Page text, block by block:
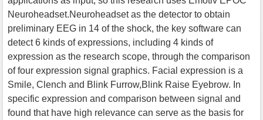
Neuroheadset.Neuroheadset as the detector to obtain
preliminary EEG in 14 of the shock, the key software can
detect 6 kinds of expressions, including 4 kinds of
expression as the research scope, through the comparison
of four expression signal graphics. Facial expression is a
Smile, Clench and Blink Furrow,Blink Raise Eyebrow. In
specific expression and comparison between signal and
found that have high relevance can serve as the basis for